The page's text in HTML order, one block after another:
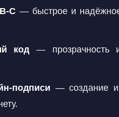
C — быстрое и
код — прозрачность
подписи — создание и